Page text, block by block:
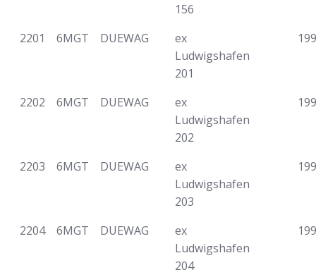
156
2201 6MGT DUEWAG
ex
Ludwigshafen
201
2202 6MGT DUEWAG
ex
Ludwigshafen
202
2203 6MGT DUEWAG
ex
Ludwigshafen
203
2204 6MGT DUEWAG
ex
Ludwigshafen
204